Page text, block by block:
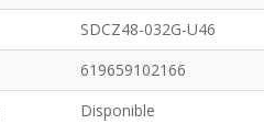
SDCZ48-032G-U46
619659102166
Disponible